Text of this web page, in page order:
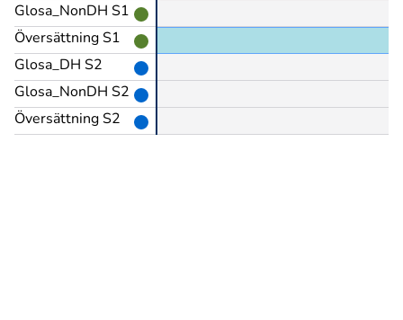
Glosa_NonDH S1
Översättning S1
Glosa_DH S2
Glosa_NonDH S2
Översättning S2